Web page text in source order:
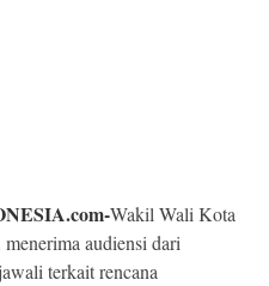
Wakil Wali Kota
audiensi dari
terkait rencana